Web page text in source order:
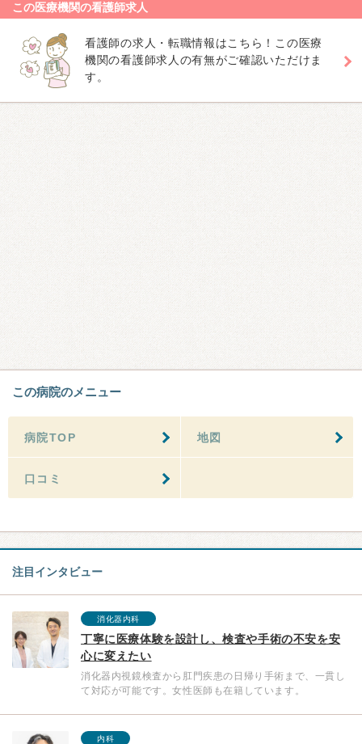
この医療機関の看護師求人
看護師の求人・転職情報はこちら！この医療
機関の看護師求人の有無がご確認いただけま
す。
この病院のメニュー
病院TOP 地図
口コミ
注目インタビュー
消化器内科
丁寧に医療体験を設計し、検査や手術の不安を安
心に変えたい
消化器内視鏡検査から肛門疾患の日帰り手術まで、一貫し
て対応が可能です。女性医師も在籍しています。
内科